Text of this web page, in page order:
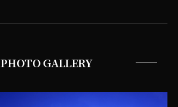
PHOTO GALLERY